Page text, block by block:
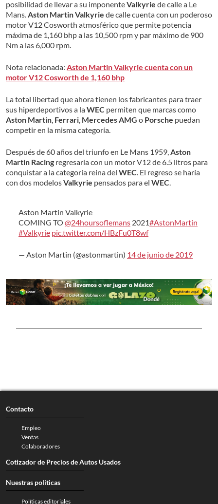
posibilidad de llevar a su imponenteValkyrie de calle a Le
Mans.Aston MartinValkyrie de calle cuenta con un poderoso
motor V12 Cosworth atmosférico que permite potencia
máxima de 1,160 bhp a las 10,500 rpm y par máximo de 900
Nm a las 6,000 rpm.
Nota relacionada: Aston Martin Valkyrie cuenta con un
motor V12 Cosworth de 1,160 bhp
La total libertad que ahora tienen los fabricantes para traer
sus hiperdeportivos a laWEC permiten que marcas como
Aston Martin, Ferrari, Mercedes AMG o Porsche puedan
competir en la misma categoría.
Después de 60 años del triunfo en Le Mans 1959,Aston
Martin Racing regresaría con un motor V12 de 6.5 litros para
conquistar a la categoría reina del WEC. El regreso se haría
con dos modelosValkyrie pensados para el WEC.
Aston Martin Valkyrie
COMING TO @24hoursoflemans 2021#AstonMartin
#Valkyrie pic.twitter.com/HBzFu0T8wf
— Aston Martin (@astonmartin) 14 de junio de 2019
Contacto
Empleo
Ventas
Colaboradores
Cotizador de Precios de Autos Usados
Nuestras politicas
Políticas editoriales